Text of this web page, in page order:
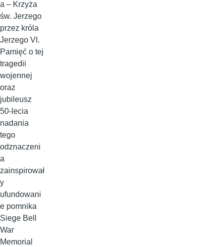
a – Krzyża
św. Jerzego
przez króla
Jerzego VI.
Pamięć o tej
tragedii
wojennej
oraz
jubileusz
50-lecia
nadania
tego
odznaczeni
a
zainspirował
y
ufundowani
e pomnika
Siege Bell
War
Memorial